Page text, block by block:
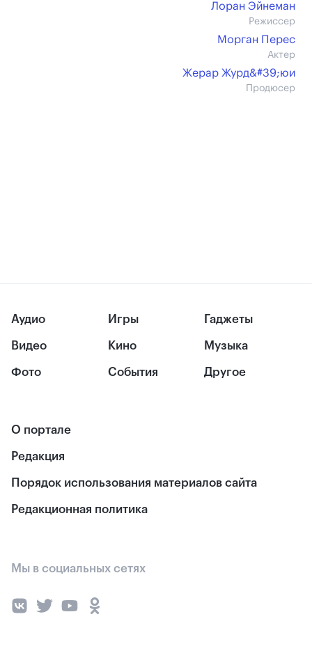
Лоран Эйнеман
Режиссер
Морган Перес
Актер
Жерар Журд&#39;юи
Продюсер
Аудио
Видео
Фото
Игры
Кино
События
Гаджеты
Музыка
Другое
О портале
Редакция
Порядок использования материалов сайта
Редакционная политика
Мы в социальных сетях